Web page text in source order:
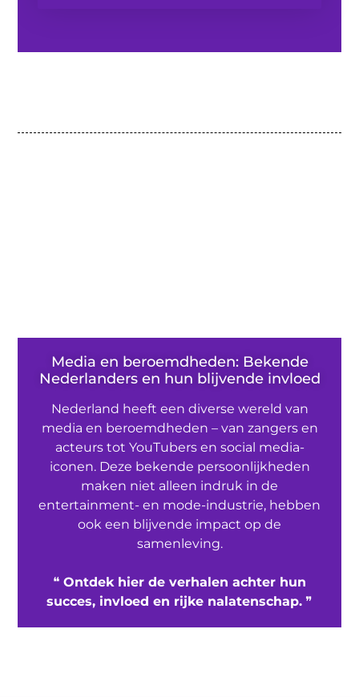
Media en beroemdheden: Bekende
Nederlanders en hun blijvende invloed
Nederland heeft een diverse wereld van
media en beroemdheden – van zangers en
acteurs tot YouTubers en social media-
iconen. Deze bekende persoonlijkheden
maken niet alleen indruk in de
entertainment- en mode-industrie, hebben
ook een blijvende impact op de
samenleving.
❝ Ontdek hier de verhalen achter hun
succes, invloed en rijke nalatenschap. ❞